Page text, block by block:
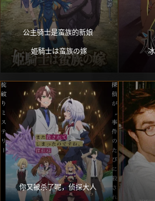
公主骑士是蛮族的新娘
姫騎士は蛮族の嫁
你又被杀了呢，侦探大人